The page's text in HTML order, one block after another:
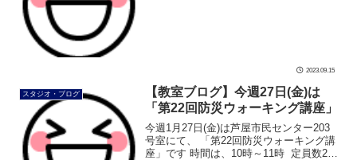
2023.09.15
スタジオ・ブログ
【教室ブログ】今週27日(金)は
「第22回防災ウォーキング講座」
今週1月27日(金)は芦屋市民センター203
号室にて、 「第22回防災ウォーキング講
座」です 時間は、10時～11時 定員数20